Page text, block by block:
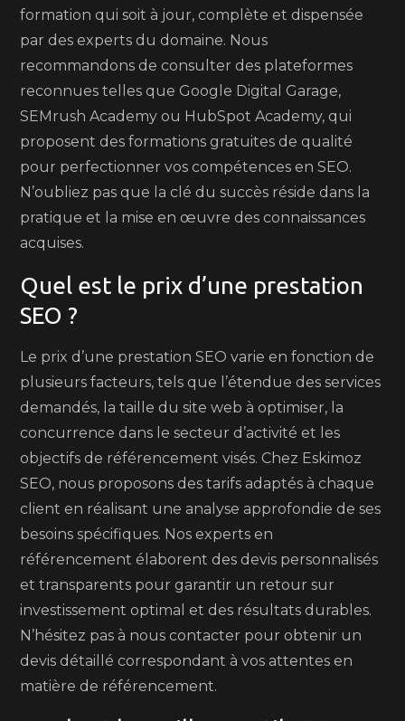
formation qui soit à jour, complète et dispensée
par des experts du domaine. Nous
recommandons de consulter des plateformes
reconnues telles que Google Digital Garage,
SEMrush Academy ou HubSpot Academy, qui
proposent des formations gratuites de qualité
pour perfectionner vos compétences en SEO.
N’oubliez pas que la clé du succès réside dans la
pratique et la mise en œuvre des connaissances
acquises.
Quel est le prix d’une prestation
SEO ?
Le prix d’une prestation SEO varie en fonction de
plusieurs facteurs, tels que l’étendue des services
demandés, la taille du site web à optimiser, la
concurrence dans le secteur d’activité et les
objectifs de référencement visés. Chez Eskimoz
SEO, nous proposons des tarifs adaptés à chaque
client en réalisant une analyse approfondie de ses
besoins spécifiques. Nos experts en
référencement élaborent des devis personnalisés
et transparents pour garantir un retour sur
investissement optimal et des résultats durables.
N’hésitez pas à nous contacter pour obtenir un
devis détaillé correspondant à vos attentes en
matière de référencement.